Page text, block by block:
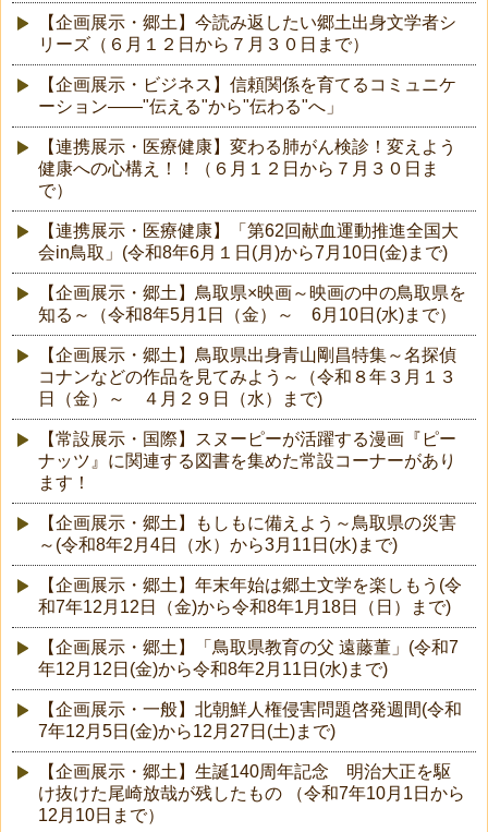
【企画展示・郷土】今読み返したい郷土出身文学者シ
リーズ（６月１２日から７月３０日まで）
【企画展示・ビジネス】信頼関係を育てるコミュニケ
ーション――"伝える"から"伝わる"へ」
【連携展示・医療健康】変わる肺がん検診！変えよう
健康への心構え！！（６月１２日から７月３０日ま
で）
【連携展示・医療健康】「第62回献血運動推進全国大
会in鳥取」(令和8年6月１日(月)から7月10日(金)まで)
【企画展示・郷土】鳥取県×映画～映画の中の鳥取県を
知る～（令和8年5月1日（金）～ 6月10日(水)まで）
【企画展示・郷土】鳥取県出身青山剛昌特集～名探偵
コナンなどの作品を見てみよう～（令和８年３月１３
日（金）～ ４月２９日（水）まで)
【常設展示・国際】スヌーピーが活躍する漫画『ピー
ナッツ』に関連する図書を集めた常設コーナーがあり
ます！
【企画展示・郷土】もしもに備えよう～鳥取県の災害
～(令和8年2月4日（水）から3月11日(水)まで)
【企画展示・郷土】年末年始は郷土文学を楽しもう(令
和7年12月12日（金)から令和8年1月18日（日）まで)
【企画展示・郷土】「鳥取県教育の父 遠藤董」(令和7
年12月12日(金)から令和8年2月11日(水)まで)
【企画展示・一般】北朝鮮人権侵害問題啓発週間(令和
7年12月5日(金)から12月27日(土)まで)
【企画展示・郷土】生誕140周年記念 明治大正を駆
け抜けた尾崎放哉が残したもの （令和7年10月1日から
12月10日まで）